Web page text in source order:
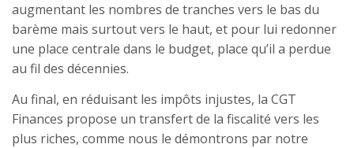
augmentant les nombres de tranches vers le bas du
barème mais surtout vers le haut, et pour lui redonner
une place centrale dans le budget, place qu’il a perdue
au fil des décennies.
Au final, en réduisant les impôts injustes, la CGT
Finances propose un transfert de la fiscalité vers les
plus riches, comme nous le démontrons par notre